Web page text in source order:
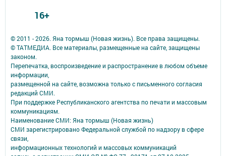
© 2011 - 2026. Яна тормыш (Новая жизнь). Все права защищены.
© ТАТМЕДИА. Все материалы, размещенные на сайте, защищены
законом.
Перепечатка, воспроизведение и распространение в любом объеме
информации,
размещенной на сайте, возможна только с письменного согласия
редакций СМИ.
При поддержке Республиканского агентства по печати и массовым
коммуникациям.
Наименование СМИ: Яна тормыш (Новая жизнь)
СМИ зарегистрировано Федеральной службой по надзору в сфере
связи,
информационных технологий и массовых коммуникаций
16+